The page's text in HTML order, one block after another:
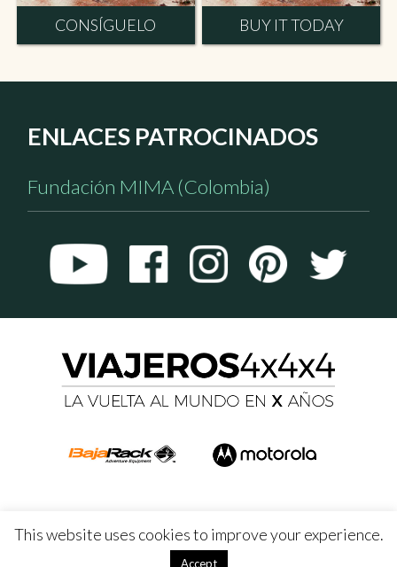
CONSÍGUELO BUY IT TODAY
ENLACES PATROCINADOS
Fundación MIMA (Colombia)
This website uses cookies to improve your experience.
Accept